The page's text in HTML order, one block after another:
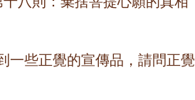
一些正覺的宣傳品，請問正覺